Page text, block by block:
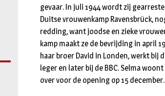
gevaar. In juli 1944 wordt zij
Duitse vrouwenkamp Ravensbrück,
redding, want joodse en zieke
kamp maakt ze de bevrijding in april
haar broer David in Londen, werkt bij
leger en later bij de BBC. Selma
over voor de opening op 15 december.